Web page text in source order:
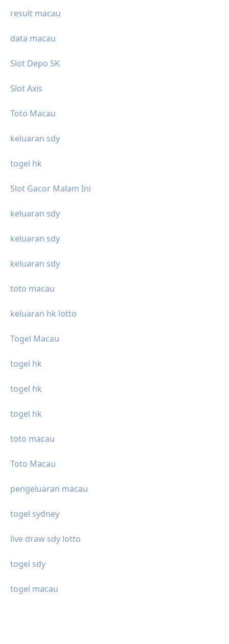
result macau
data macau
Slot Depo 5K
Slot Axis
Toto Macau
keluaran sdy
togel hk
Slot Gacor Malam Ini
keluaran sdy
keluaran sdy
keluaran sdy
toto macau
keluaran hk lotto
Togel Macau
togel hk
togel hk
togel hk
toto macau
Toto Macau
pengeluaran macau
togel sydney
live draw sdy lotto
togel sdy
togel macau